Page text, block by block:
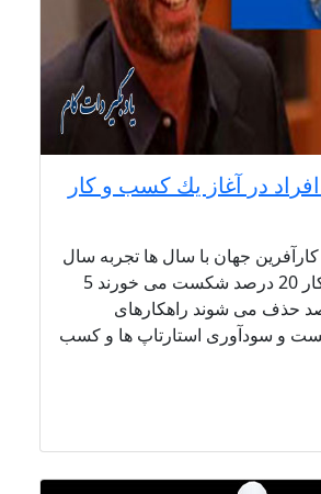
در آغاز يك كسب و كار
جهان با سال ها تجربه سال
شروع کسب و کار 20 درصد شکست می خورند 5
50 درصد حذف می شوند راهکارهای
و سودآوری استارتاپ ها و کسب